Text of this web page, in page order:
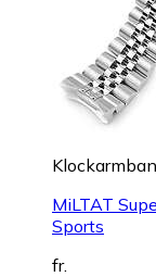
MiLTAT
Sports
fr.